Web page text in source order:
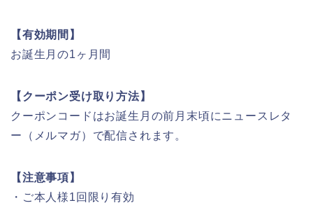
【有効期間】
お誕生月の1ヶ月間
【クーポン受け取り方法】
クーポンコードはお誕生月の前月末頃にニュースレタ
ー（メルマガ）で配信されます。
【注意事項】
・ご本人様1回限り有効